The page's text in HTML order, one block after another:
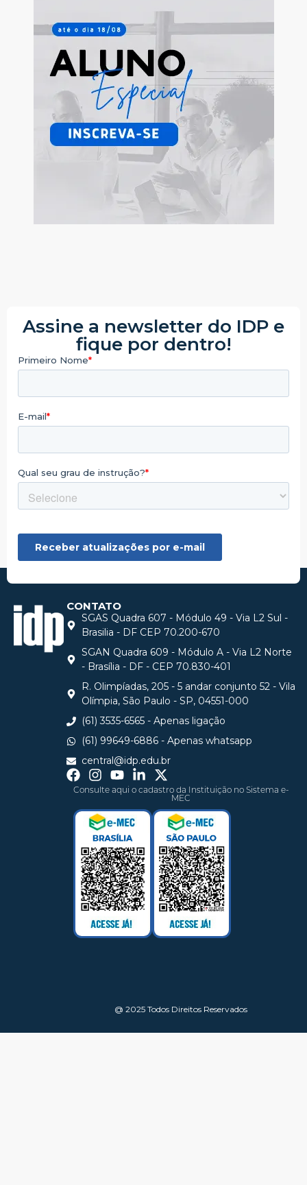
Assine a newsletter do IDP e
fique por dentro!
CONTATO
SGAS Quadra 607 - Módulo 49 - Via L2 Sul -
Brasilia - DF CEP 70.200-670
SGAN Quadra 609 - Módulo A - Via L2 Norte
- Brasília - DF - CEP 70.830-401
R. Olimpíadas, 205 - 5 andar conjunto 52 - Vila
Olímpia, São Paulo - SP, 04551-000
(61) 3535-6565 - Apenas ligação
(61) 99649-6886 - Apenas whatsapp
central@idp.edu.br
Consulte aqui o cadastro da Instituição no Sistema e-
MEC
@ 2025 Todos Direitos Reservados